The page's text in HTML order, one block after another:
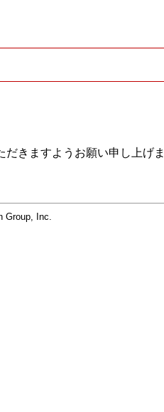
だきますようお願い申し上げ
Group, Inc.